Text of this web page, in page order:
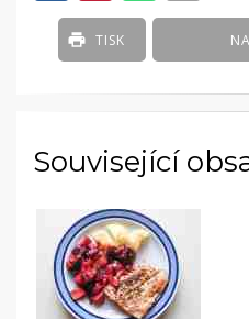
-
ZELENINA
TISK
Související